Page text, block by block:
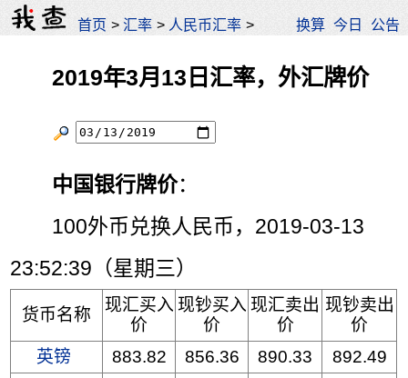
首页 >汇率 > 人民币汇率 > 换算 今日 公告
2019年3月13日汇率，外汇牌价
中国银行牌价：
100外币兑换人民币，2019-03-13
23:52:39（星期三）
货币名称
现汇买入
价
现钞买入
价
现汇卖出
价
现钞卖出
价
英镑
883.82 856.36 890.33
892.49